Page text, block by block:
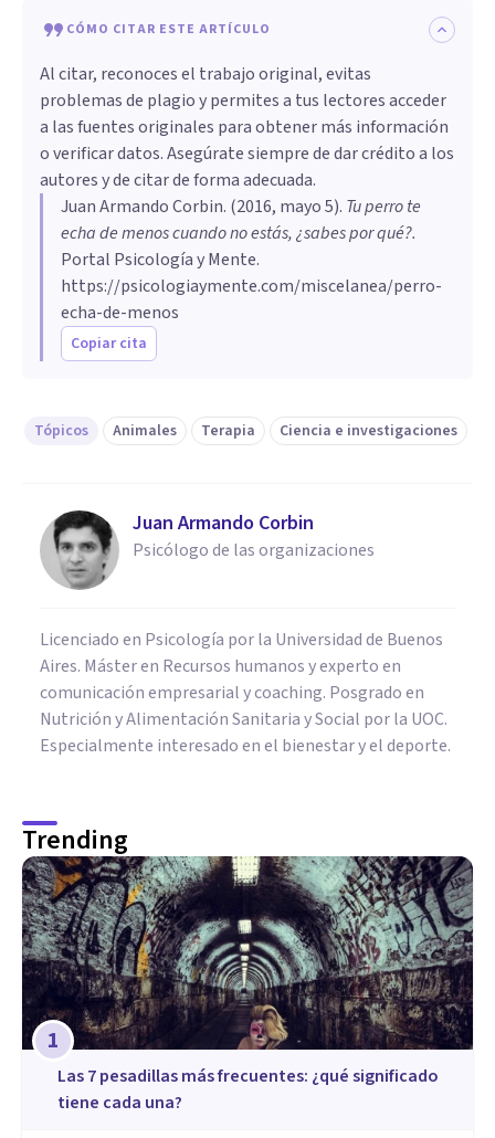
CÓMO CITAR ESTE ARTÍCULO
Al citar, reconoces el trabajo original, evitas
problemas de plagio y permites a tus lectores acceder
a las fuentes originales para obtener más información
o verificar datos. Asegúrate siempre de dar crédito a los
autores y de citar de forma adecuada.
Juan Armando Corbin. (2016, mayo 5). Tu perro te
echa de menos cuando no estás, ¿sabes por qué?.
Portal Psicología y Mente.
https://psicologiaymente.com/miscelanea/perro-
echa-de-menos
Copiar cita
Tópicos Animales Terapia Ciencia e investigaciones
Juan Armando Corbin
Psicólogo de las organizaciones
Licenciado en Psicología por la Universidad de Buenos
Aires. Máster en Recursos humanos y experto en
comunicación empresarial y coaching. Posgrado en
Nutrición y Alimentación Sanitaria y Social por la UOC.
Especialmente interesado en el bienestar y el deporte.
Trending
1
Las 7 pesadillas más frecuentes: ¿qué significado
tiene cada una?